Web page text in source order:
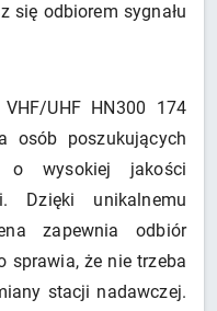
się odbiorem sygnału
UHF HN300 174
osób poszukujących
o wysokiej jakości
Dzięki unikalnemu
zapewnia odbiór
sprawia, że nie trzeba
stacji nadawczej.